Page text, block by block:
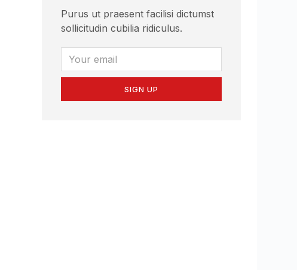
Purus ut praesent facilisi dictumst
sollicitudin cubilia ridiculus.
SIGN UP